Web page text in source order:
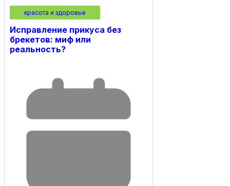
красота и здоровье
Исправление прикуса без
брекетов: миф или
реальность?